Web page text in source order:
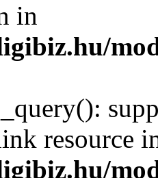
in
resource